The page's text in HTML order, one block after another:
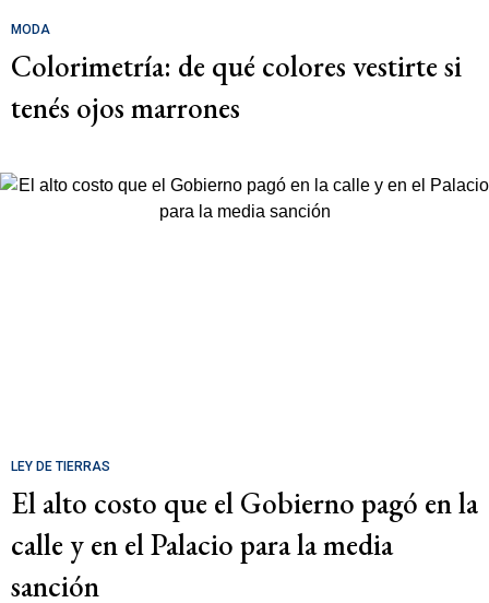
MODA
Colorimetría: de qué colores vestirte si
tenés ojos marrones
LEY DE TIERRAS
El alto costo que el Gobierno pagó en la
calle y en el Palacio para la media
sanción